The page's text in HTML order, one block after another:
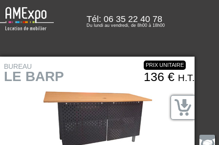
Tél: 06 35 22 40 78
Du lundi au vendredi, de 8h00 à 18h00
BUREAU
LE BARP
PRIX UNITAIRE
136 € H.T.